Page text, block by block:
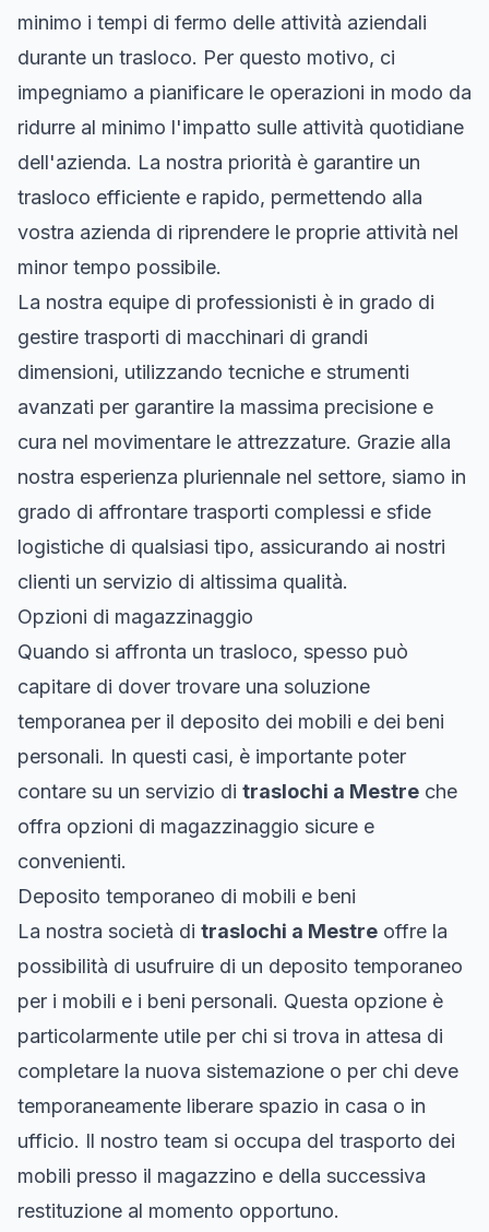
minimo i tempi di fermo delle attività aziendali
durante un trasloco. Per questo motivo, ci
impegniamo a pianificare le operazioni in modo da
ridurre al minimo l'impatto sulle attività quotidiane
dell'azienda. La nostra priorità è garantire un
trasloco efficiente e rapido, permettendo alla
vostra azienda di riprendere le proprie attività nel
minor tempo possibile.
La nostra equipe di professionisti è in grado di
gestire trasporti di macchinari di grandi
dimensioni, utilizzando tecniche e strumenti
avanzati per garantire la massima precisione e
cura nel movimentare le attrezzature. Grazie alla
nostra esperienza pluriennale nel settore, siamo in
grado di affrontare trasporti complessi e sfide
logistiche di qualsiasi tipo, assicurando ai nostri
clienti un servizio di altissima qualità.
Opzioni di magazzinaggio
Quando si affronta un trasloco, spesso può
capitare di dover trovare una soluzione
temporanea per il deposito dei mobili e dei beni
personali. In questi casi, è importante poter
contare su un servizio di traslochi a Mestre che
offra opzioni di magazzinaggio sicure e
convenienti.
Deposito temporaneo di mobili e beni
La nostra società di traslochi a Mestre offre la
possibilità di usufruire di un deposito temporaneo
per i mobili e i beni personali. Questa opzione è
particolarmente utile per chi si trova in attesa di
completare la nuova sistemazione o per chi deve
temporaneamente liberare spazio in casa o in
ufficio. Il nostro team si occupa del trasporto dei
mobili presso il magazzino e della successiva
restituzione al momento opportuno.